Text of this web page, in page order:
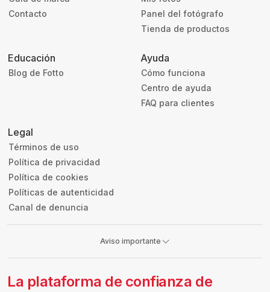
Contacto
Panel del fotógrafo
Tienda de productos
Educación
Blog de Fotto
Ayuda
Cómo funciona
Centro de ayuda
FAQ para clientes
Legal
Términos de uso
Política de privacidad
Política de cookies
Políticas de autenticidad
Canal de denuncia
Aviso importante
La plataforma de confianza de